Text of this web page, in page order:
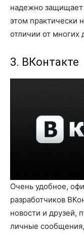
надежно защищает
этом практически
отличии от многих
3. ВКонтакте
Очень удобное,
разработчиков
новости и друзей,
личные